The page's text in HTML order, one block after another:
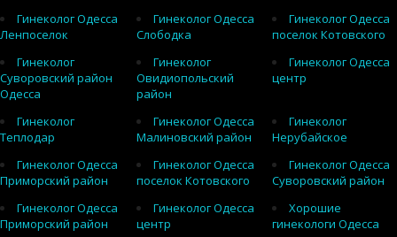
Гинеколог Одесса
Ленпоселок
Гинеколог Одесса
Слободка
Гинеколог Одесса
поселок Котовского
Гинеколог
Суворовский район
Одесса
Гинеколог
Овидиопольский
район
Гинеколог Одесса
центр
Гинеколог
Теплодар
Гинеколог Одесса
Малиновский район
Гинеколог
Нерубайское
Гинеколог Одесса
Приморский район
Гинеколог Одесса
поселок Котовского
Гинеколог Одесса
Суворовский район
Гинеколог Одесса
Приморский район
Гинеколог Одесса
центр
Хорошие
гинекологи Одесса